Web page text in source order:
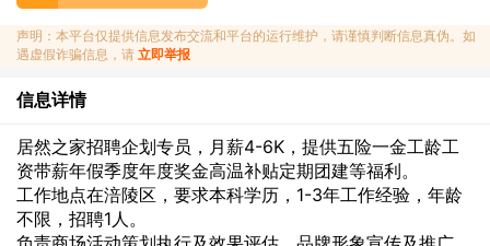
声明：本平台仅提供信息发布交流和平台的运行维护，请谨慎判断信息真伪。如
遇虚假诈骗信息，请 立即举报
信息详情
居然之家招聘企划专员，月薪4-6K，提供五险一金工龄工
资带薪年假季度年度奖金高温补贴定期团建等福利。
工作地点在涪陵区，要求本科学历，1-3年工作经验，年龄
不限，招聘1人。